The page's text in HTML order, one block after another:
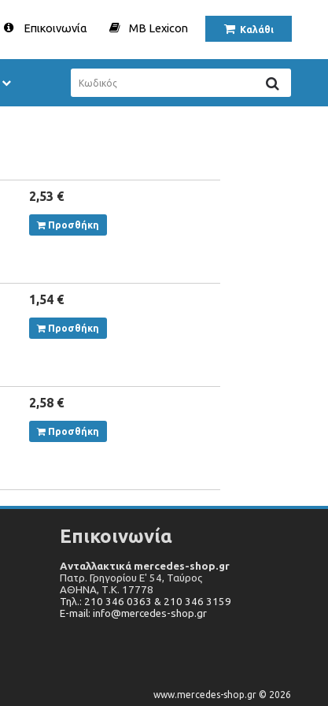
Επικοινωνία MB Lexicon Καλάθι
2,53 €
Προσθήκη
1,54 €
Προσθήκη
2,58 €
Προσθήκη
Επικοινωνία
Ανταλλακτικά mercedes-shop.gr
Πατρ. Γρηγορίου Ε' 54, Ταύρος
ΑΘΗΝΑ, Τ.Κ. 17778
Τηλ.: 210 346 0363 & 210 346 3159
E-mail: info@mercedes-shop.gr
www.mercedes-shop.gr © 2026